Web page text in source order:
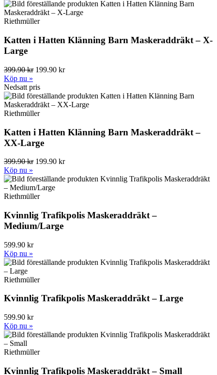
Riethmüller
Katten i Hatten Klänning Barn Maskeraddräkt – X-
Large
399.90 kr199.90 kr
Köp nu »
Nedsatt pris
Riethmüller
Katten i Hatten Klänning Barn Maskeraddräkt –
XX-Large
399.90 kr199.90 kr
Köp nu »
Riethmüller
Kvinnlig Trafikpolis Maskeraddräkt –
Medium/Large
599.90 kr
Köp nu »
Riethmüller
Kvinnlig Trafikpolis Maskeraddräkt – Large
599.90 kr
Köp nu »
Riethmüller
Kvinnlig Trafikpolis Maskeraddräkt – Small